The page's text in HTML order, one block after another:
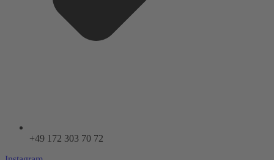
+49 172 303 70 72